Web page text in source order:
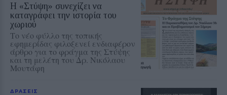
Η «Στύψη» συνεχίζει να
καταγράφει την ιστορία του
χωριού
Το νέο φύλλο της τοπικής
εφημερίδας φιλοξενεί ενδιαφέρον
άρθρο για το φράγμα της Στύψης
και τη μελέτη του Δρ. Νικόλαου
Μουτάφη
ΔΡΑΣΕΙΣ